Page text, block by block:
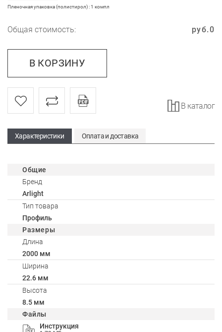
Пленочная упаковка (полистирол) : 1 компл
Общая стоимость: 0
руб.
В КОРЗИНУ
В каталог
Характеристики Оплата и доставка
Общие
Бренд
Arlight
Тип товара
Профиль
Размеры
Длина
2000 мм
Ширина
22.6 мм
Высота
8.5 мм
Файлы
Инструкция